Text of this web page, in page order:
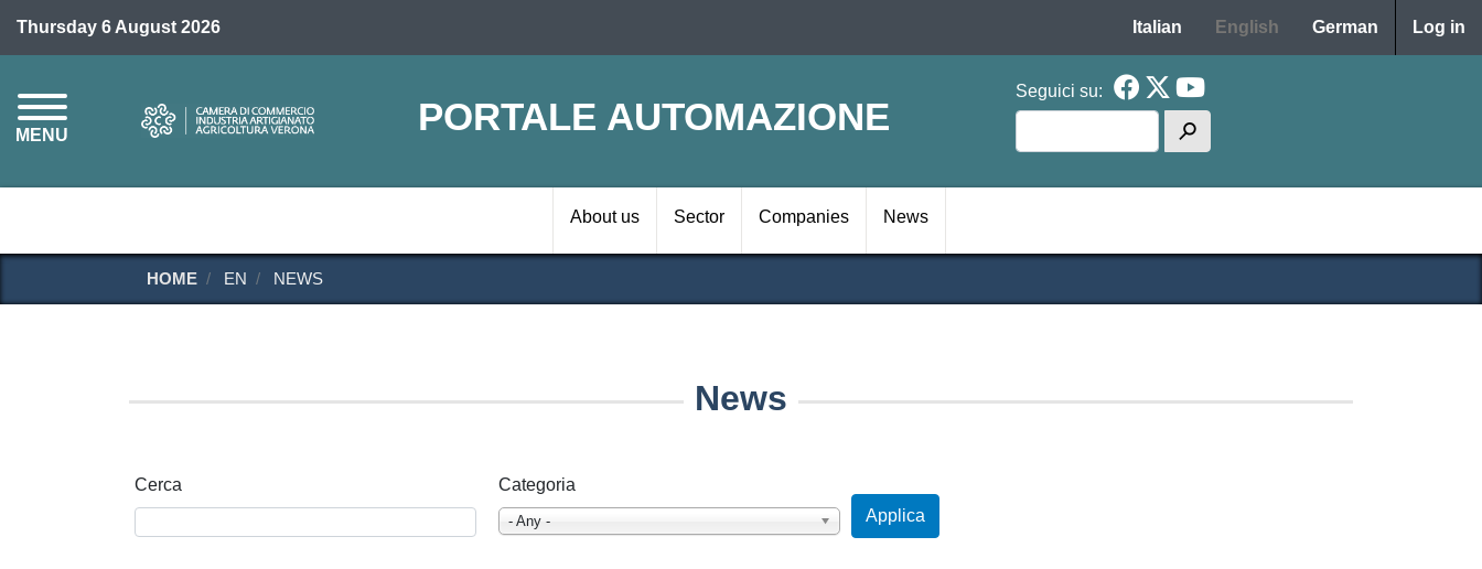
Thursday 6 August 2026 Italian English German Log in
PORTALE AUTOMAZIONE
MENU
Seguici su:
h
Navigazione principale TEC
About us Sector Companies News
HOME EN NEWS
News
Cerca Categoria
- Any - Applica